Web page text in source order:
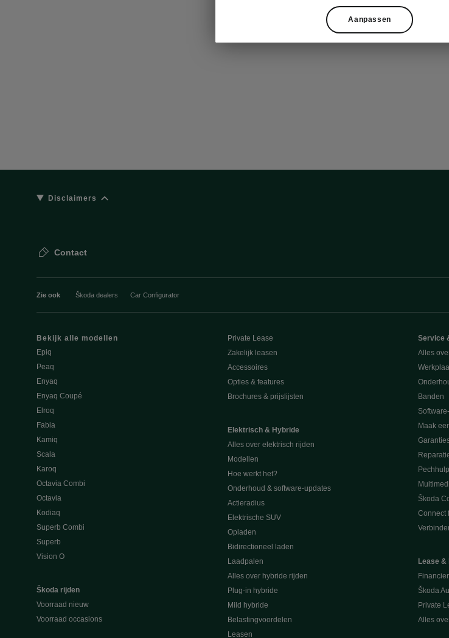
Disclaimers
Contact
Zie ook Škoda dealers Car Configurator
Bekijk alle modellen
Epiq
Peaq
Enyaq
Enyaq Coupé
Elroq
Fabia
Kamiq
Scala
Karoq
Octavia Combi
Octavia
Kodiaq
Superb Combi
Superb
Vision O
Škoda rijden
Voorraad nieuw
Voorraad occasions
Private Lease
Zakelijk leasen
Accessoires
Opties & features
Brochures & prijslijsten
Elektrisch & Hybride
Alles over elektrisch rijden
Modellen
Hoe werkt het?
Onderhoud & software-updates
Actieradius
Elektrische SUV
Opladen
Bidirectioneel laden
Laadpalen
Alles over hybride rijden
Plug-in hybride
Mild hybride
Belastingvoordelen
Leasen
Service
Alles
Banden
Maak
Pechhulp
Škoda
Connect
Lease
Škoda
Private
Alles
Aanpassen